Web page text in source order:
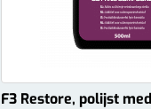
F3 Restore, polijst